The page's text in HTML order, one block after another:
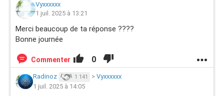
Vyxxxxxx
1 juil. 2025 à 13:21
Merci beaucoup de ta réponse ????
Bonne journée
Commenter 0
Radinoz 1 141 > Vyxxxxxx
1 juil. 2025 à 14:05